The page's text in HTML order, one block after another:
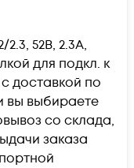
52В, 2.3А,
для подкл. к
доставкой по
вы выбираете
со склада,
заказа